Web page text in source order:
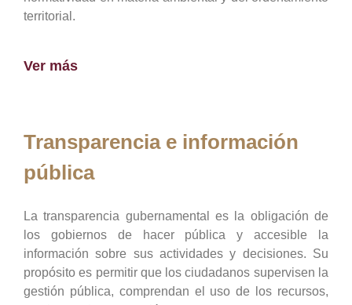
territorial.
Ver más
Transparencia e información
pública
La transparencia gubernamental es la obligación de
los gobiernos de hacer pública y accesible la
información sobre sus actividades y decisiones. Su
propósito es permitir que los ciudadanos supervisen la
gestión pública, comprendan el uso de los recursos,